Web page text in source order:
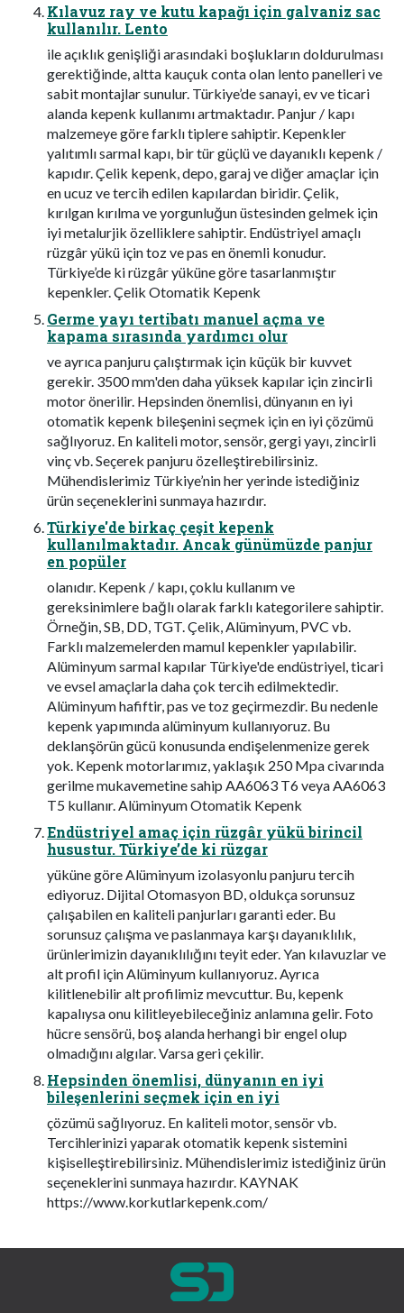
Kılavuz ray ve kutu kapağı için galvaniz sac
kullanılır. Lento
ile açıklık genişliği arasındaki boşlukların doldurulması
gerektiğinde, altta kauçuk conta olan lento panelleri ve
sabit montajlar sunulur. Türkiye’de sanayi, ev ve ticari
alanda kepenk kullanımı artmaktadır. Panjur / kapı
malzemeye göre farklı tiplere sahiptir. Kepenkler
yalıtımlı sarmal kapı, bir tür güçlü ve dayanıklı kepenk /
kapıdır. Çelik kepenk, depo, garaj ve diğer amaçlar için
en ucuz ve tercih edilen kapılardan biridir. Çelik,
kırılgan kırılma ve yorgunluğun üstesinden gelmek için
iyi metalurjik özelliklere sahiptir. Endüstriyel amaçlı
rüzgâr yükü için toz ve pas en önemli konudur.
Türkiye’de ki rüzgâr yüküne göre tasarlanmıştır
kepenkler. Çelik Otomatik Kepenk
Germe yayı tertibatı manuel açma ve
kapama sırasında yardımcı olur
ve ayrıca panjuru çalıştırmak için küçük bir kuvvet
gerekir. 3500 mm'den daha yüksek kapılar için zincirli
motor önerilir. Hepsinden önemlisi, dünyanın en iyi
otomatik kepenk bileşenini seçmek için en iyi çözümü
sağlıyoruz. En kaliteli motor, sensör, gergi yayı, zincirli
vinç vb. Seçerek panjuru özelleştirebilirsiniz.
Mühendislerimiz Türkiye’nin her yerinde istediğiniz
ürün seçeneklerini sunmaya hazırdır.
Türkiye'de birkaç çeşit kepenk
kullanılmaktadır. Ancak günümüzde panjur
en popüler
olanıdır. Kepenk / kapı, çoklu kullanım ve
gereksinimlere bağlı olarak farklı kategorilere sahiptir.
Örneğin, SB, DD, TGT. Çelik, Alüminyum, PVC vb.
Farklı malzemelerden mamul kepenkler yapılabilir.
Alüminyum sarmal kapılar Türkiye'de endüstriyel, ticari
ve evsel amaçlarla daha çok tercih edilmektedir.
Alüminyum hafiftir, pas ve toz geçirmezdir. Bu nedenle
kepenk yapımında alüminyum kullanıyoruz. Bu
deklanşörün gücü konusunda endişelenmenize gerek
yok. Kepenk motorlarımız, yaklaşık 250 Mpa civarında
gerilme mukavemetine sahip AA6063 T6 veya AA6063
T5 kullanır. Alüminyum Otomatik Kepenk
Endüstriyel amaç için rüzgâr yükü birincil
husustur. Türkiye’de ki rüzgar
yüküne göre Alüminyum izolasyonlu panjuru tercih
ediyoruz. Dijital Otomasyon BD, oldukça sorunsuz
çalışabilen en kaliteli panjurları garanti eder. Bu
sorunsuz çalışma ve paslanmaya karşı dayanıklılık,
ürünlerimizin dayanıklılığını teyit eder. Yan kılavuzlar ve
alt profil için Alüminyum kullanıyoruz. Ayrıca
kilitlenebilir alt profilimiz mevcuttur. Bu, kepenk
kapalıysa onu kilitleyebileceğiniz anlamına gelir. Foto
hücre sensörü, boş alanda herhangi bir engel olup
olmadığını algılar. Varsa geri çekilir.
Hepsinden önemlisi, dünyanın en iyi
bileşenlerini seçmek için en iyi
çözümü sağlıyoruz. En kaliteli motor, sensör vb.
Tercihlerinizi yaparak otomatik kepenk sistemini
kişiselleştirebilirsiniz. Mühendislerimiz istediğiniz ürün
seçeneklerini sunmaya hazırdır. KAYNAK
https://www.korkutlarkepenk.com/